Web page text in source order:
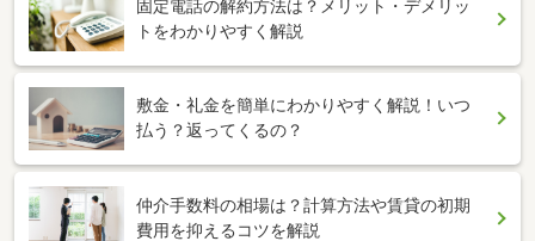
固定電話の解約方法は？メリット・デメリッ
トをわかりやすく解説
敷金・礼金を簡単にわかりやすく解説！いつ
払う？返ってくるの？
仲介手数料の相場は？計算方法や賃貸の初期
費用を抑えるコツを解説